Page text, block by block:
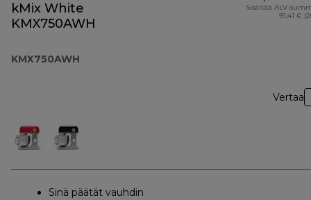
kMix White
KMX750AWH
KMX750AWH
Sisältää ALV-
91,41 €
Vertaa
Sinä päätät vauhdin